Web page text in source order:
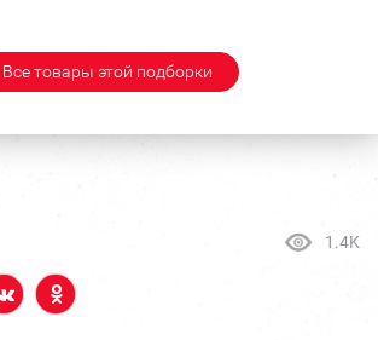
Все товары этой подборки
1.4K